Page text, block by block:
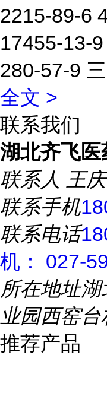
2215-89-6
17455-13-
280-57-9
全文 >
联系我们
湖北齐飞医
联系人 王
联系手机
联系电话
机： 027-
所在地址湖
业园西窑
推荐产品